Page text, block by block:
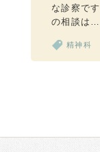
な診察で
の相談は
精神科